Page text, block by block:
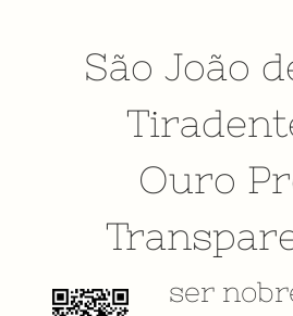
São João
Ouro
ser